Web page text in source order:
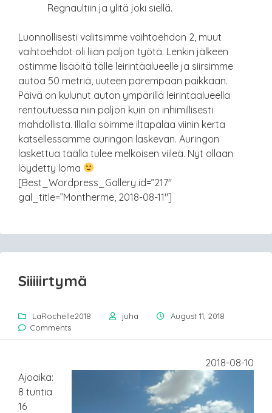
Regnaultiin ja ylitä joki siellä.
Luonnollisesti valitsimme vaihtoehdon 2, muut
vaihtoehdot oli liian paljon työtä. Lenkin jälkeen
ostimme lisäöitä tälle leirintäalueelle ja siirsimme
autoa 50 metriä, uuteen parempaan paikkaan.
Päivä on kulunut auton ympärillä leirintäalueella
rentoutuessa niin paljon kuin on inhimillisesti
mahdollista. Illalla söimme iltapalaa viinin kerta
katsellessamme auringon laskevan. Auringon
laskettua täällä tulee melkoisen viileä. Nyt ollaan
löydetty loma
[Best_Wordpress_Gallery id=”217″
gal_title=”Montherme, 2018-08-11″]
Siiiiirtymä
LaRochelle2018 juha
August 11, 2018
Comments
2018-08-10
Ajoaika:
8 tuntia
16